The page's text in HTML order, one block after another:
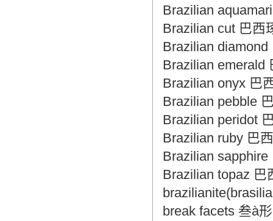
Brazilian
Brazilian cut 巴西
Brazilian diamond
Brazilian emerald
Brazilian onyx 巴
Brazilian pebble
Brazilian peridot
Brazilian ruby 巴
Brazilian sapphire
Brazilian topaz 巴
break facets 叁à